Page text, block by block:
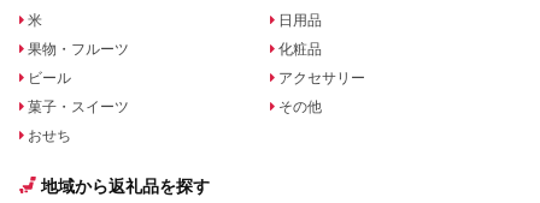
米
果物・フルーツ
ビール
菓子・スイーツ
おせち
日用品
化粧品
アクセサリー
その他
地域から返礼品を探す